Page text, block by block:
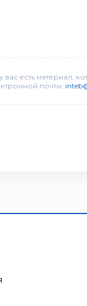
вас есть материал,
почты: